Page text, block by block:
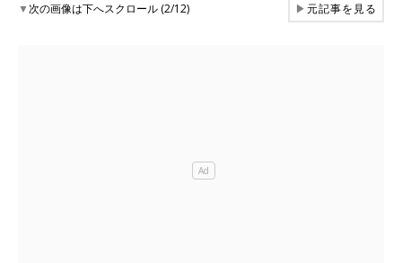
▼次の画像は下へスクロール (2/12) ▶元記事を見る